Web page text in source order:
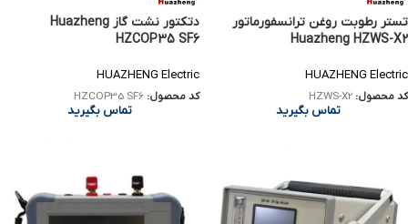
تستر رطوبت روغن ترانسفورماتور
Huazheng HZWS-X2
HUAZHENG Electric
کد محصول: HZWS-X2
تماس بگیرید
دتکتور نشت‌ گاز Huazheng
HZCOP35 SF6
HUAZHENG Electric
کد محصول: HZCOP35 SF6
تماس بگیرید